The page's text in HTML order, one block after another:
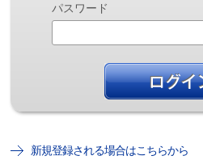
パスワード
新規登録される場合はこちらから